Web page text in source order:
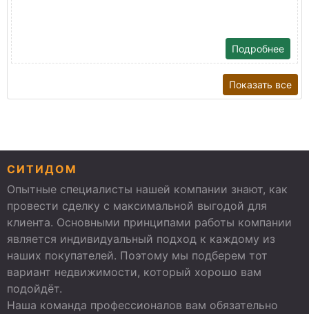
Подробнее
Показать все
СИТИДОМ
Опытные специалисты нашей компании знают, как
провести сделку с максимальной выгодой для
клиента. Основными принципами работы компании
является индивидуальный подход к каждому из
наших покупателей. Поэтому мы подберем тот
вариант недвижимости, который хорошо вам
подойдёт.
Наша команда профессионалов вам обязательно